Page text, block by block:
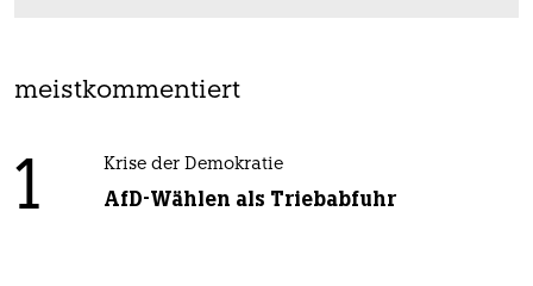
meistkommentiert
1 Krise der Demokratie
AfD-Wählen als Triebabfuhr